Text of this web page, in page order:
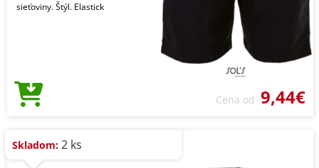
sieťoviny. Štýl. Elastick
Cena od 9,44€
Skladom: 2 ks